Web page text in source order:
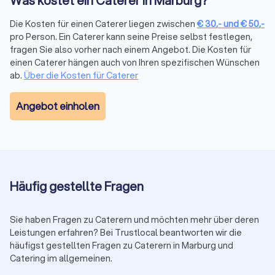
Besonders gefragt für Business-Meetings, Konferenzen,
Workshops oder regelmäßige Mitarbeiterversorgung.
Foodtruck
Foodtrucks bringen mobile Küche direkt auf Ihr Event. Von
hin zu Bowls oder Tacos wird vieles direkt vor Ort zubereitet.
Foodtrucks sorgen für eine lockere, interaktive Atmosphäre.
Vegane und vegetarische Angebote
Salaten oder Wraps über Burger und Pasta bis zu veganen
Desserts. Diese Variante ist sehr gefragt bei nachhaltigen
Firmenevents, Yoga-Retreats oder modernen Hochzeiten.
Die Kosten für einen Caterer liegen zwischen €30,-und€50,-
pro Person. Ein Caterer kann seine Preise selbst festlegen,
fragen Sie also vorher nach einem Angebot. Die Kosten für
einen Caterer hängen auch von Ihren spezifischen Wünschen
ab. Über die Kosten für Caterer
Angebot einholen
Häufig gestellte Fragen
Sie haben Fragen zu Caterern und möchten mehr über deren
Leistungen erfahren? Bei Trustlocal beantworten wir die
häufigst gestellten Fragen zu Caterern in Marburg und
Catering im allgemeinen.